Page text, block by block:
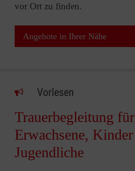
vor Ort zu finden.
Angebote in Ihrer Nähe
Vorlesen
Trauerbegleitung für
Erwachsene,
Jugendliche